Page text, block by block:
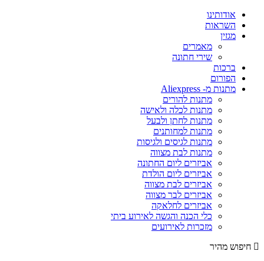
אודותינו
השראות
מגזין
מאמרים
שירי חתונה
ברכות
הפורום
מתנות מ- Aliexpress
מתנות להורים
מתנות לכלה ולאישה
מתנות לחתן ולבעל
מתנות למחותנים
מתנות לגיסים ולגיסות
מתנות לבת מצווה
אביזרים ליום החתונה
אביזרים ליום הולדת
אביזרים לבת מצווה
אביזרים לבר מצווה
אביזרים לחלאקה
כלי הכנה והגשה לאירוע ביתי
מזכרות לאירועים
חיפוש מהיר